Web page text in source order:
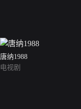
唐纳1988
电视剧